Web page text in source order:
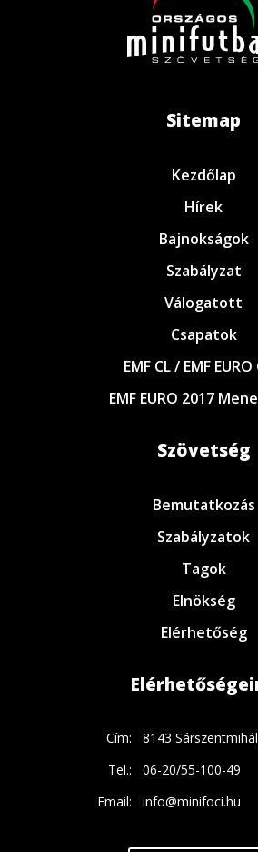
Sitemap
Kezdőlap
Hírek
Bajnokságok
Szabályzat
Válogatott
Csapatok
EMF CL / EMF EURO
EMF EURO 2017
Szövetség
Bemutatkozás
Szabályzatok
Tagok
Elnökség
Elérhetőség
Cím:
8143
Tel.:
06-20/55-100-49
Email:
info@minifoci.hu